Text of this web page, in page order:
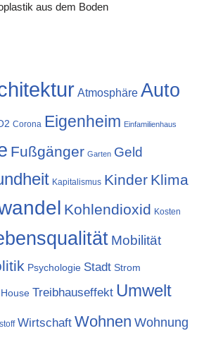
aus dem Boden
Atmosphäre Auto
Corona Eigenheim Einfamilienhaus
Fußgänger Garten Geld
Kapitalismus Kinder Klima
Kohlendioxid Kosten
Mobilität
Psychologie Stadt Strom
Treibhauseffekt Umwelt
Wirtschaft Wohnen Wohnung